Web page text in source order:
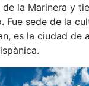
la Marinera y
Fue sede de la
es la ciudad de